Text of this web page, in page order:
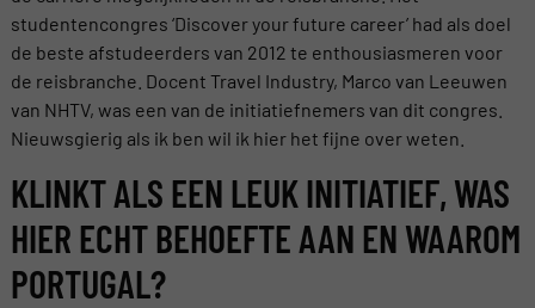
studentencongres ‘Discover your future career’ had als doel
de beste afstudeerders van 2012 te enthousiasmeren voor
de reisbranche. Docent Travel Industry, Marco van Leeuwen
van NHTV, was een van de initiatiefnemers van dit congres.
Nieuwsgierig als ik ben wil ik hier het fijne over weten.
KLINKT ALS EEN LEUK INITIATIEF, WAS
HIER ECHT BEHOEFTE AAN EN WAAROM
PORTUGAL?